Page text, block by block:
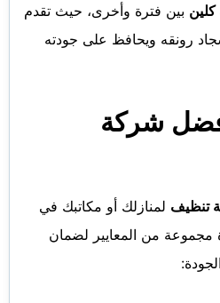
كلين بين فترة وأخرى، حيث تقدم
رونقه ويحافظ على جودته
أفضل شركة
تنظيف لمنازلك أو مكاتبك في
مجموعة من المعايير لضمان